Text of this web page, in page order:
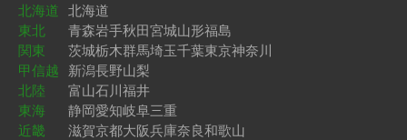
北海道 北海道
東北
青森岩手秋田宮城山形福島
関東
茨城栃木群馬埼玉千葉東京神奈川
甲信越 新潟長野山梨
北陸
富山石川福井
東海
静岡愛知岐阜三重
近畿
滋賀京都大阪兵庫奈良和歌山